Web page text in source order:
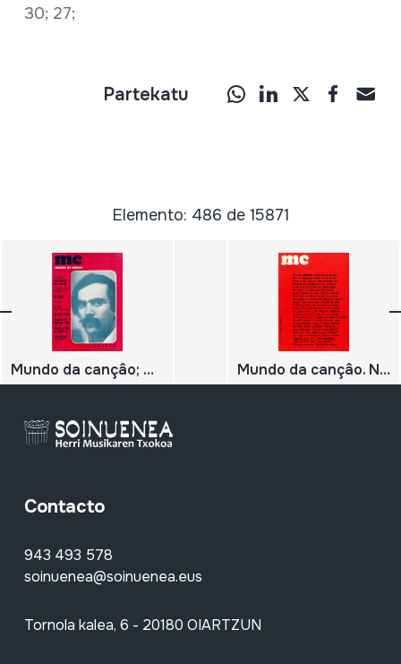
30; 27;
Partekatu
Elemento: 486 de 15871
Mundo da cançâo; N.º 45; Fausto; Mundo da cançâo. Nº 43;
Contacto
943 493 578
soinuenea@soinuenea.eus
Tornola kalea, 6 - 20180 OIARTZUN